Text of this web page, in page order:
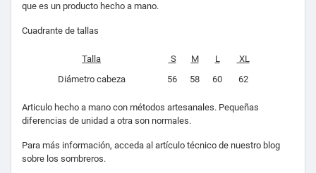
que es un producto hecho a mano.
Cuadrante de tallas
Talla S M L
XL
Diámetro cabeza
56 58 60 62
Articulo hecho a mano con métodos artesanales. Pequeñas
diferencias de unidad a otra son normales.
Para más información, acceda al artículo técnico de nuestro blog
sobre los sombreros.